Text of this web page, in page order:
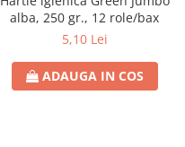
alba, 250 gr., 12 role/bax
5,10 Lei
ADAUGA IN COS